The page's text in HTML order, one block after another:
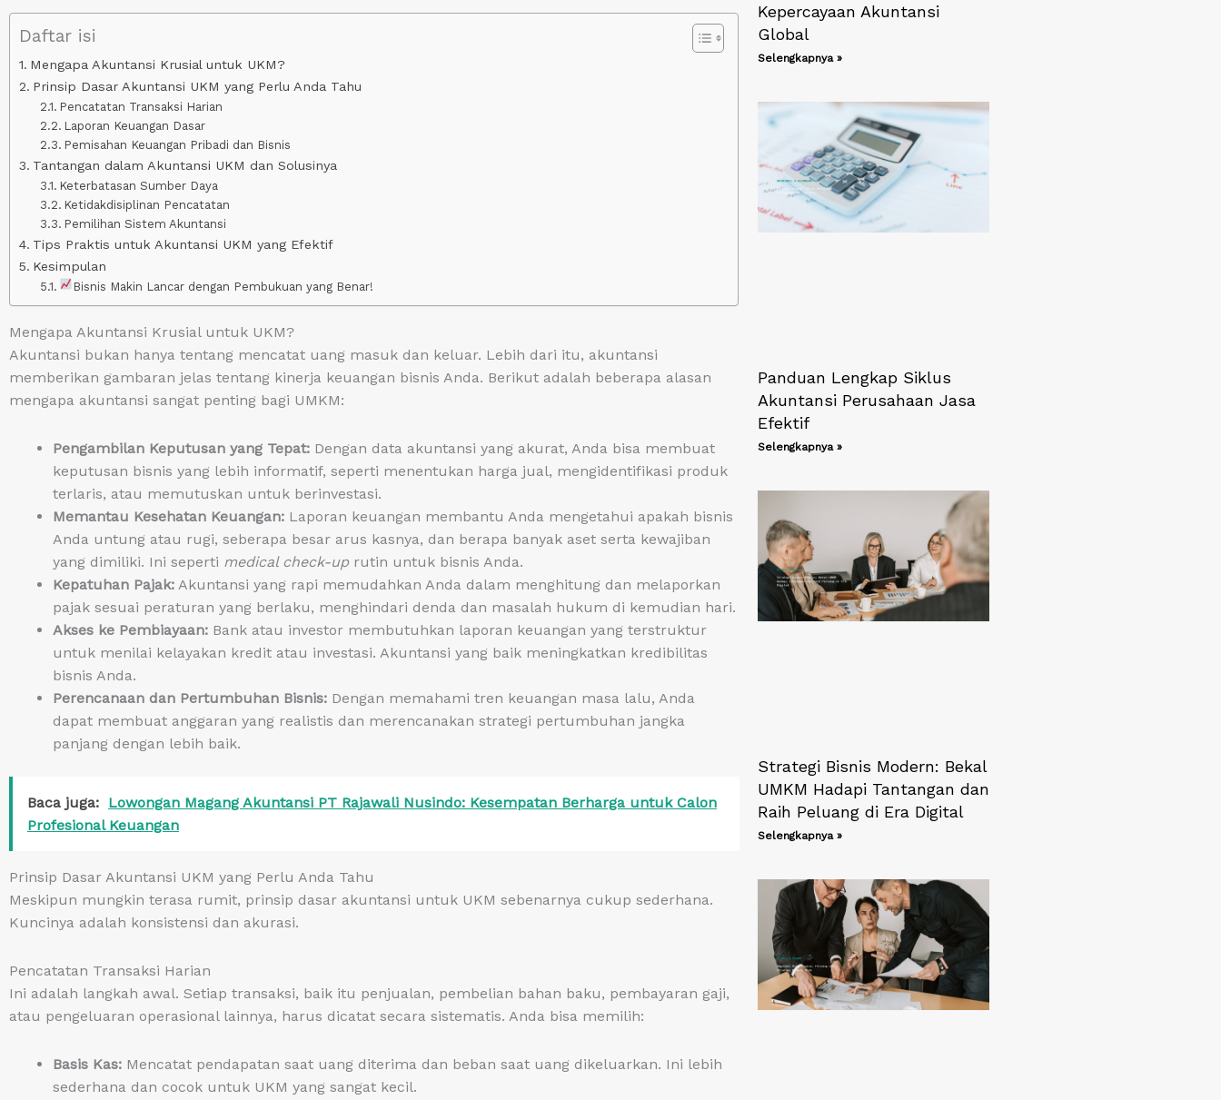
Daftar isi
Mengapa Akuntansi Krusial untuk UKM?
Prinsip Dasar Akuntansi UKM yang Perlu Anda Tahu
Pencatatan Transaksi Harian
Laporan Keuangan Dasar
Pemisahan Keuangan Pribadi dan Bisnis
Tantangan dalam Akuntansi UKM dan Solusinya
Keterbatasan Sumber Daya
Ketidakdisiplinan Pencatatan
Pemilihan Sistem Akuntansi
Tips Praktis untuk Akuntansi UKM yang Efektif
Kesimpulan
Bisnis Makin Lancar dengan Pembukuan yang Benar!
Mengapa Akuntansi Krusial untuk UKM?
Akuntansi bukan hanya tentang mencatat uang masuk dan keluar. Lebih dari itu, akuntansi
memberikan gambaran jelas tentang kinerja keuangan bisnis Anda. Berikut adalah beberapa alasan
mengapa akuntansi sangat penting bagi UMKM:
Pengambilan Keputusan yang Tepat: Dengan data akuntansi yang akurat, Anda bisa membuat
keputusan bisnis yang lebih informatif, seperti menentukan harga jual, mengidentifikasi produk
terlaris, atau memutuskan untuk berinvestasi.
Memantau Kesehatan Keuangan: Laporan keuangan membantu Anda mengetahui apakah bisnis
Anda untung atau rugi, seberapa besar arus kasnya, dan berapa banyak aset serta kewajiban
yang dimiliki. Ini seperti medical check-uprutin untuk bisnis Anda.
Kepatuhan Pajak: Akuntansi yang rapi memudahkan Anda dalam menghitung dan melaporkan
pajak sesuai peraturan yang berlaku, menghindari denda dan masalah hukum di kemudian hari.
Akses ke Pembiayaan: Bank atau investor membutuhkan laporan keuangan yang terstruktur
untuk menilai kelayakan kredit atau investasi. Akuntansi yang baik meningkatkan kredibilitas
bisnis Anda.
Perencanaan dan Pertumbuhan Bisnis: Dengan memahami tren keuangan masa lalu, Anda
dapat membuat anggaran yang realistis dan merencanakan strategi pertumbuhan jangka
panjang dengan lebih baik.
Baca juga: Lowongan Magang Akuntansi PT Rajawali Nusindo: Kesempatan Berharga untuk Calon
Profesional Keuangan
Prinsip Dasar Akuntansi UKM yang Perlu Anda Tahu
Meskipun mungkin terasa rumit, prinsip dasar akuntansi untuk UKM sebenarnya cukup sederhana.
Kuncinya adalah konsistensi dan akurasi.
Pencatatan Transaksi Harian
Ini adalah langkah awal. Setiap transaksi, baik itu penjualan, pembelian bahan baku, pembayaran gaji,
atau pengeluaran operasional lainnya, harus dicatat secara sistematis. Anda bisa memilih:
Basis Kas: Mencatat pendapatan saat uang diterima dan beban saat uang dikeluarkan. Ini lebih
sederhana dan cocok untuk UKM yang sangat kecil.
Kepercayaan Akuntansi
Global
Selengkapnya »
Panduan Lengkap Siklus
Akuntansi Perusahaan Jasa
Efektif
Selengkapnya »
Strategi Bisnis Modern: Bekal
UMKM Hadapi Tantangan dan
Raih Peluang di Era Digital
Selengkapnya »